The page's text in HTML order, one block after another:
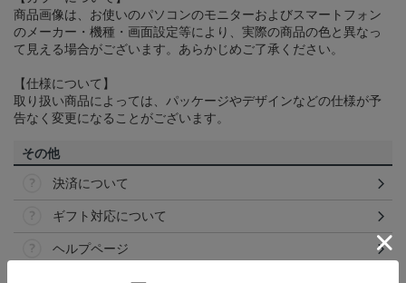
商品画像は、お使いのパソコンのモニターおよびスマートフォン
のメーカー・機種・画面設定等により、実際の商品の色と異なっ
て見える場合がございます。あらかじめご了承ください。
【仕様について】
取り扱い商品によっては、パッケージやデザインなどの仕様が予
告なく変更になることがございます。
その他
決済について
ギフト対応について
ヘルプページ